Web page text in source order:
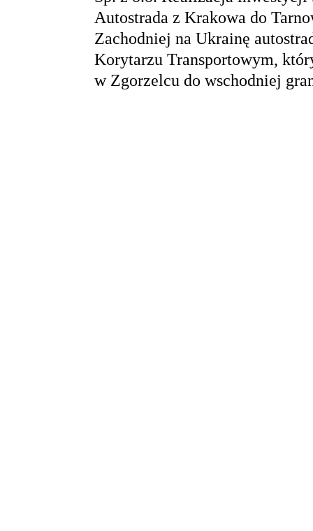
Autostrada z Krakowa do
Zachodniej na Ukrainę
Korytarzu Transportowym,
w Zgorzelcu do wschodniej